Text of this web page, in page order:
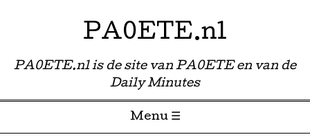
PA0ETE.nl
PA0ETE.nl is de site van PA0ETE en van de
Daily Minutes
Menu ☰